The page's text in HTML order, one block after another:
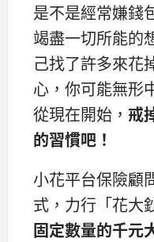
是不是經常嫌錢
竭盡一切所能的
己找了許多來花
心，你可能無形
從現在開始， 戒
的習慣吧！
小花平台保險顧
式，力行「花大
固定數量的千元